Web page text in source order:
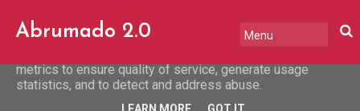
Abrumado 2.0
This site uses cookies from Google to deliver its services
and to analyze traffic. Your IP address and user-agent are
metrics to ensure quality of service, generate usage
statistics, and to detect and address abuse.
LEARN MORE GOT IT